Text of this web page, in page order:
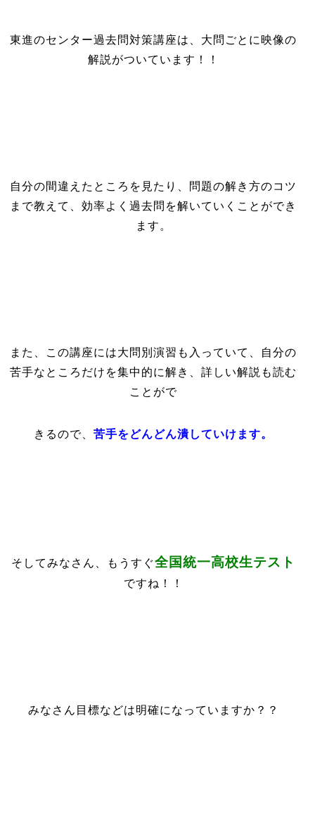
東進のセンター過去問対策講座は、大問ごとに映像の
解説がついています！！
自分の間違えたところを見たり、問題の解き方のコツ
まで教えて、効率よく過去問を解いていくことができ
ます。
また、この講座には大問別演習も入っていて、自分の
苦手なところだけを集中的に解き、詳しい解説も読む
ことがで
きるので、苦手をどんどん潰していけます。
そしてみなさん、もうすぐ全国統一高校生テスト
ですね！！
みなさん目標などは明確になっていますか？？